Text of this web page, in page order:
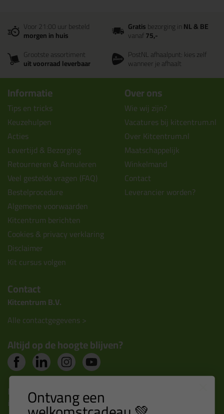
Voor 21:00 uur besteld
morgen in huis
Gratisbezorging inNL & BE
vanaf75,-
Grootste assortiment
uit voorraad leverbaar
PostNL afhaalpunt: kies zelf
wanneer je afhaalt
Informatie
Tips en tricks
Keuzehulpen
Acties
Levertijd & Bezorging
Retourneren & Annuleren
Veel gestelde vragen (FAQ)
Bestelprocedure
Algemene voorwaarden
Kitcentrum berichten
Cookies & privacy verklaring
Disclaimer
Kit cursus volgen
Over ons
Wie wij zijn?
Vacatures bij kitcentrum.nl
Over Kitcentrum.nl
Maatschappelijk
Winkelmand
Contact
Leverancier worden?
Contact
Kitcentrum B.V.
Alle contactgegevens >
Altijd op de hoogte blijven?
Nieuws, tips en exclusieve deals rechtstreeks in je
inbox Ontvang een